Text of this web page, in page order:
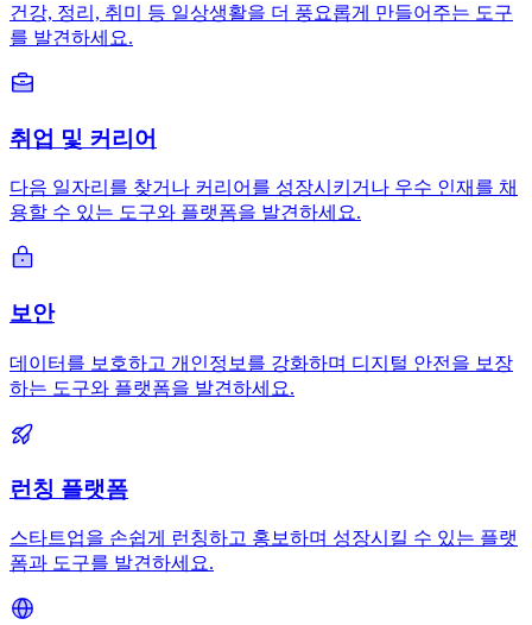
건강, 정리, 취미 등 일상생활을 더 풍요롭게 만들어주는 도구
를 발견하세요.
취업 및 커리어
다음 일자리를 찾거나 커리어를 성장시키거나 우수 인재를 채
용할 수 있는 도구와 플랫폼을 발견하세요.
보안
데이터를 보호하고 개인정보를 강화하며 디지털 안전을 보장
하는 도구와 플랫폼을 발견하세요.
런칭 플랫폼
스타트업을 손쉽게 런칭하고 홍보하며 성장시킬 수 있는 플랫
폼과 도구를 발견하세요.